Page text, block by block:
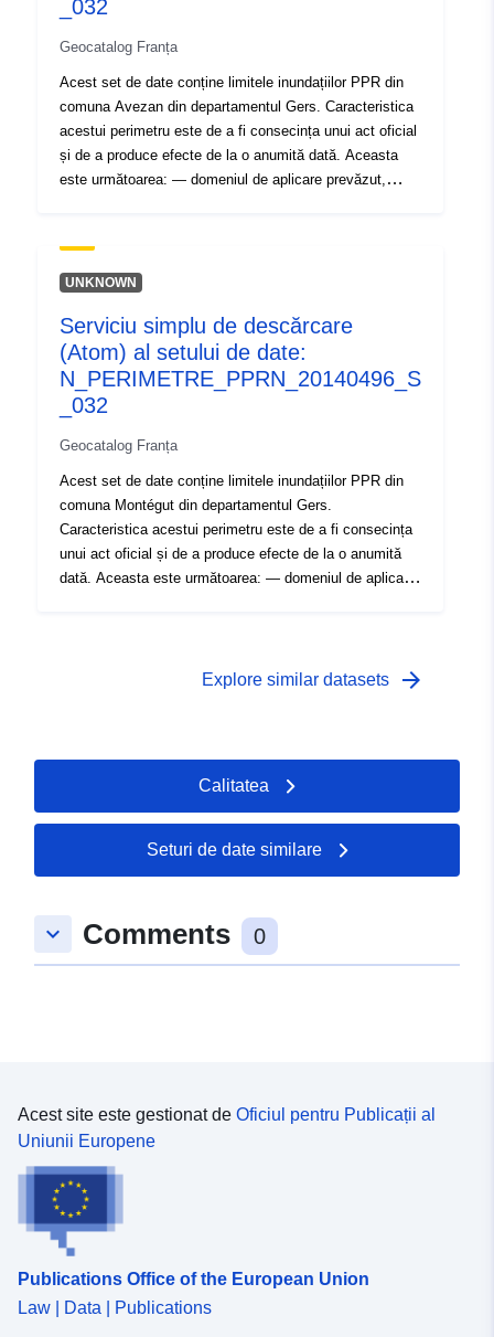
consecința unui act oficial și de a produce efecte de la o
anumită dată. Aceasta este următoarea: — domeniul de
aplicare prevăzut, astfel cum se prevede în ordinul de
prescripție PPRI; — domeniul de aplicare al expunerii la
risc care corespunde domeniului de aplicare reglementat
de PPR aprobat. Acest perimetru aprobat este o
servitute de utilitate; — domeniul de aplicare al studiului
_032
Geocatalog Franța
Acest set de date conține limitele inundațiilor PPR din
comuna Avezan din departamentul Gers. Caracteristica
acestui perimetru este de a fi consecința unui act oficial
și de a produce efecte de la o anumită dată. Aceasta
este următoarea: — domeniul de aplicare prevăzut,
domeniului de aplicare reglementat de PPR aprobat.
Acest perimetru aprobat este o servitute de utilitate; —
anvelopei în care au fost studiate pericolele.
UNKNOWN
Serviciu simplu de descărcare
(Atom) al setului de date:
N_PERIMETRE_PPRN_20140496_S
_032
Geocatalog Franța
Acest set de date conține limitele inundațiilor PPR din
comuna Montégut din departamentul Gers.
Caracteristica acestui perimetru este de a fi consecința
unui act oficial și de a produce efecte de la o anumită
dată. Aceasta este următoarea: — domeniul de aplicare
aprobat. Acest perimetru aprobat este o servitute de
Explore similar datasets arrow_forward
Calitatea
Seturi de date similare
keyboard_arrow_down Comments 0
Acest site este gestionat de Oficiul pentru Publicații al
Uniunii Europene
Publications Office of the European Union
Law | Data | Publications